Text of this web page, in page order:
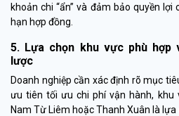
khoản chi “ẩn” và đảm bảo quyền
hạn hợp đồng.
5. Lựa chọn khu vực phù hợp
lược
Doanh nghiệp cần xác định rõ mục
ưu tiên tối ưu chi phí vận hành, khu
Nam Từ Liêm hoặc Thanh Xuân là